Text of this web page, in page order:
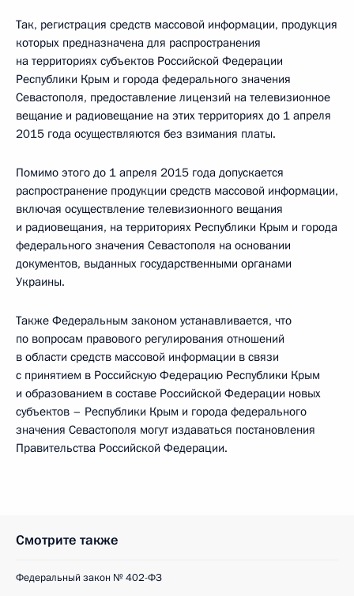
Так, регистрация средств массовой информации, продукция
которых предназначена для распространения
на территориях субъектов Российской Федерации
Республики Крым и города федерального значения
Севастополя, предоставление лицензий на телевизионное
вещание и радиовещание на этих территориях до 1 апреля
2015 года осуществляются без взимания платы.
Помимо этого до 1 апреля 2015 года допускается
распространение продукции средств массовой информации,
включая осуществление телевизионного вещания
и радиовещания, на территориях Республики Крым и города
федерального значения Севастополя на основании
документов, выданных государственными органами
Украины.
Также Федеральным законом устанавливается, что
по вопросам правового регулирования отношений
в области средств массовой информации в связи
с принятием в Российскую Федерацию Республики Крым
и образованием в составе Российской Федерации новых
субъектов – Республики Крым и города федерального
значения Севастополя могут издаваться постановления
Правительства Российской Федерации.
Смотрите также
Федеральный закон № 402-ФЗ